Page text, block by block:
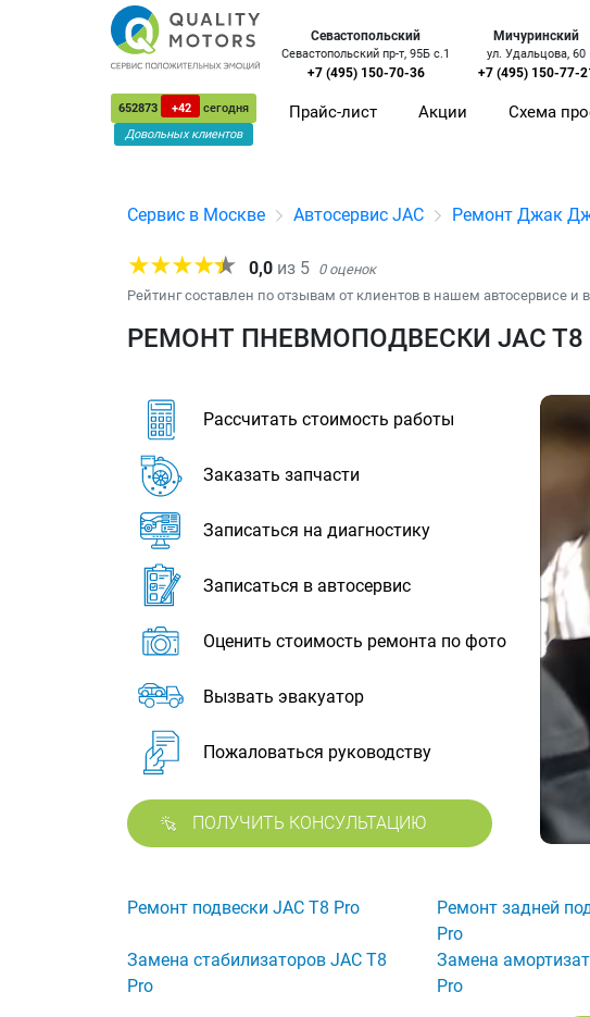
652873 +42
сегодня
Довольных клиентов
Севастопольский
Севастопольский пр-т, 95Б с.1
+7 (495) 150-70-36
Мичуринский
ул. Удальцова, 60
+7 (495) 150-77-
Прайс-лист Акции Схема
Сервис в Москве Автосервис JAC Ремонт Джак
0,0 из 5 0оценок
Рейтинг составлен по отзывам от клиентов в нашем автосервисе и
РЕМОНТ ПНЕВМОПОДВЕСКИ JAC T8
Рассчитать стоимость работы
Заказать запчасти
Записаться на диагностику
Записаться в автосервис
Оценить стоимость ремонта по фото
Вызвать эвакуатор
Пожаловаться руководству
ПОЛУЧИТЬ КОНСУЛЬТАЦИЮ
Ремонт подвески JAC T8 Pro
Ремонт задней
Pro
Замена стабилизаторов JAC T8
Pro
Замена
Pro